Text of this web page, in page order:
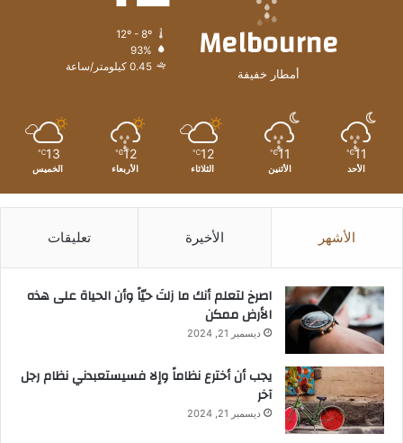
Melbourne
أمطار خفيفة
12º - 8º
93%
0.45 كيلومتر/ساعة
11
℃
الأحد
11
℃
الأثنين
12
℃
الثلاثاء
12
℃
الأربعاء
13
℃
الخميس
الأشهر الأخيرة تعليقات
‫اصرخ لتعلم أنك ما زلتَ حيّاً وأن الحياة على هذه
الأرض ممكن
ديسمبر 21, 2024
يجب أن أخترع نظاماً وإلا فسيستعبدني نظام رجل
آخر
ديسمبر 21, 2024